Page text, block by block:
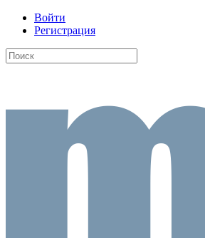
Войти
Регистрация